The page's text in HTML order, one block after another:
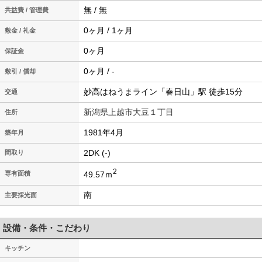
共益費 / 管理費 無 / 無
敷金 / 礼金 0ヶ月 / 1ヶ月
保証金 0ヶ月
敷引 / 償却 0ヶ月 / -
交通 妙高はねうまライン「春日山」駅 徒歩15分
住所 新潟県上越市大豆１丁目
築年月 1981年4月
間取り 2DK (-)
専有面積 49.57ｍ2
主要採光面 南
設備・条件・こだわり
キッチン